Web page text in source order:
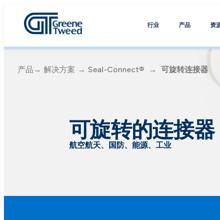
行业 产品 资
可旋转的连接器
航空航天、国防、能源、工业
产品 → 解决方案 → Seal-Connect® → 可旋转连接器